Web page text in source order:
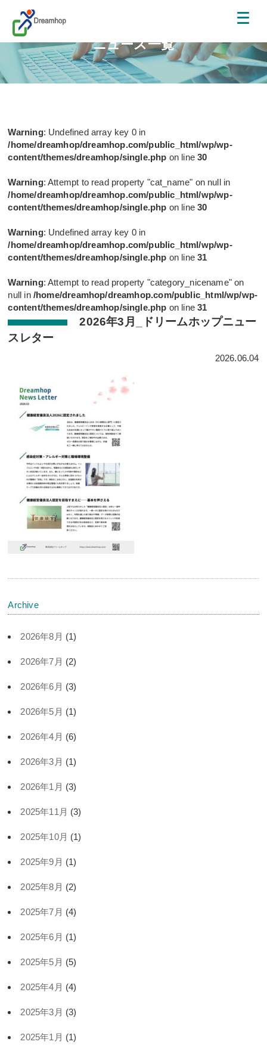
ニュース一覧
Warning: Undefined array key 0 in
/home/dreamhop/dreamhop.com/public_html/wp/wp-
content/themes/dreamhop/single.php on line30
Warning: Attempt to read property "cat_name" on null in
/home/dreamhop/dreamhop.com/public_html/wp/wp-
content/themes/dreamhop/single.php on line30
Warning: Undefined array key 0 in
/home/dreamhop/dreamhop.com/public_html/wp/wp-
content/themes/dreamhop/single.php on line31
Warning: Attempt to read property "category_nicename" on
null in /home/dreamhop/dreamhop.com/public_html/wp/wp-
content/themes/dreamhop/single.php on line31
2026年3月_ドリームホップニュー
スレター
2026.06.04
Archive
2026年8月 (1)
2026年7月 (2)
2026年6月 (3)
2026年5月 (1)
2026年4月 (6)
2026年3月 (1)
2026年1月 (3)
2025年11月 (3)
2025年10月 (1)
2025年9月 (1)
2025年8月 (2)
2025年7月 (4)
2025年6月 (1)
2025年5月 (5)
2025年4月 (4)
2025年3月 (3)
2025年1月 (1)